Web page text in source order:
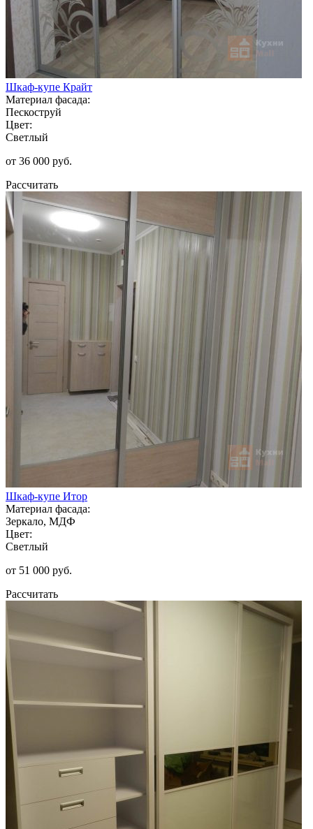
Шкаф-купе Крайт
Материал фасада:
Пескоструй
Цвет:
Светлый
от 36 000 руб.
Рассчитать
Шкаф-купе Итор
Материал фасада:
Зеркало, МДФ
Цвет:
Светлый
от 51 000 руб.
Рассчитать